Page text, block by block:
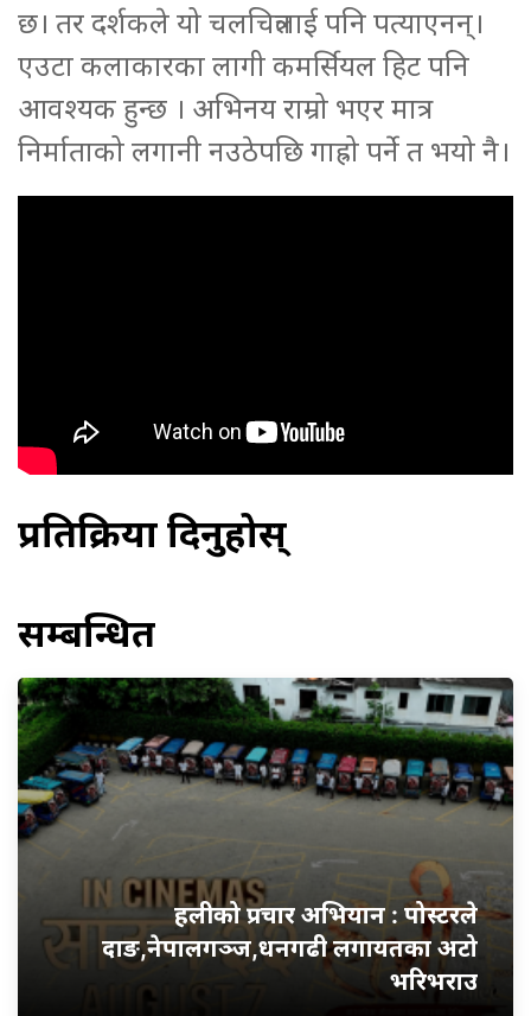
छ। तर दर्शकले यो चलचित्रलाई पनि पत्याएनन्।
एउटा कलाकारका लागी कमर्सियल हिट पनि
आवश्यक हुन्छ । अभिनय राम्रो भएर मात्र
निर्माताको लगानी नउठेपछि गाह्रो पर्ने त भयो नै।
प्रतिक्रिया दिनुहोस्
सम्बन्धित
हलीको प्रचार अभियान : पोस्टरले
दाङ,नेपालगञ्ज,धनगढी लगायतका अटो
भरिभराउ